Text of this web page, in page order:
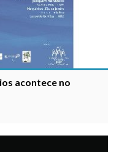
acontece no